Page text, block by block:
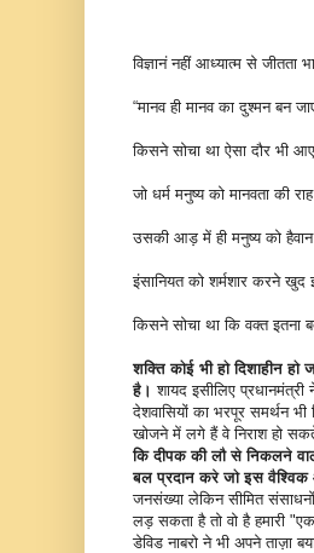
विज्ञानं नहीं आध्यात्म से जीतता
“मानव ही मानव का दुश्मन बन
किसने सोचा था ऐसा दौर भी
जो धर्म मनुष्य को मानवता की
उसकी आड़ में ही मनुष्य को हैवान
इंसानियत को शर्मशार करने खुद
किसने सोचा था कि वक्त इतना
शक्ति कोई भी हो दिशाहीन हो
है। शायद इसीलिए
देशवासियों का भरपूर समर्थन
खोजने में लगे हैं वे निराश हो
कि दीपक की लौ से निकलने
बल प्रदान करे जो इस
जनसंख्या लेकिन सीमित
लड़ सकता है तो वो है हमारी
डेविड नाबरो ने भी अपने ताज़ा